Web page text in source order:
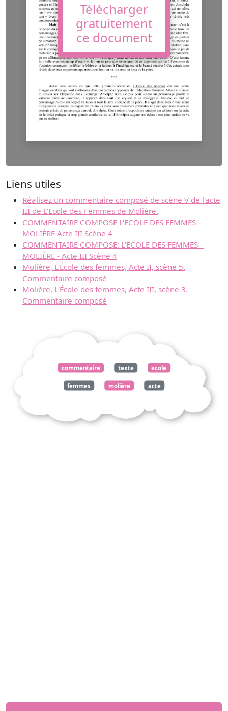
Télécharger
gratuitement
ce document
Liens utiles
Réalisez un commentaire composé de scène V de l'acte
III de L'Ecole des Femmes de Molière.
COMMENTAIRE COMPOSE L'ECOLE DES FEMMES –
MOLIÈRE Acte III Scène 4
COMMENTAIRE COMPOSE: L'ECOLE DES FEMMES –
MOLIÈRE - Acte III Scène 4
Molière, L'École des femmes, Acte II, scène 5.
Commentaire composé
Molière, L'École des femmes, Acte III, scène 3.
Commentaire composé
commentaire texte ecole
femmes molière acte